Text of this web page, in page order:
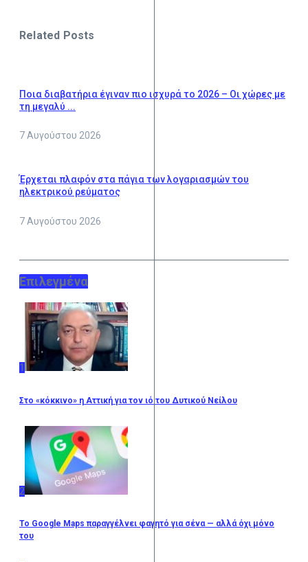
Related Posts
Ποια διαβατήρια έγιναν πιο ισχυρά το 2026 – Οι χώρες με
τη μεγαλύ ...
7 Αυγούστου 2026
Έρχεται πλαφόν στα πάγια των λογαριασμών του
ηλεκτρικού ρεύματος
7 Αυγούστου 2026
Επιλεγμένα
1
Στο «κόκκινο» η Αττική για τον ιό του Δυτικού Νείλου
2
Το Google Maps παραγγέλνει φαγητό για σένα — αλλά όχι μόνο
του